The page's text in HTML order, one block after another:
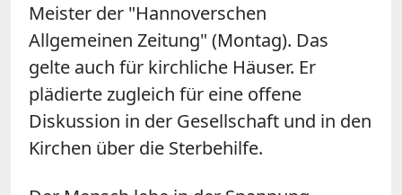
Meister der "Hannoverschen
Allgemeinen Zeitung" (Montag). Das
gelte auch für kirchliche Häuser. Er
plädierte zugleich für eine offene
Diskussion in der Gesellschaft und in den
Kirchen über die Sterbehilfe.